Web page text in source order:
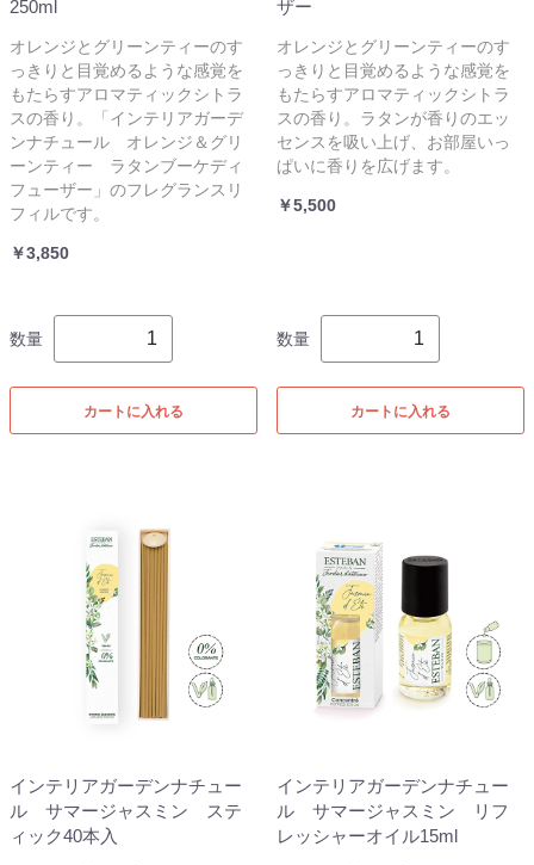
250ml
オレンジとグリーンティーのす
っきりと目覚めるような感覚を
もたらすアロマティックシトラ
スの香り。「インテリアガーデ
ンナチュール オレンジ＆グリ
ーンティー ラタンブーケディ
フューザー」のフレグランスリ
フィルです。
￥3,850
数量
カートに入れる
ザー
オレンジとグリーンティーのす
っきりと目覚めるような感覚を
もたらすアロマティックシトラ
スの香り。ラタンが香りのエッ
センスを吸い上げ、お部屋いっ
ぱいに香りを広げます。
￥5,500
数量
カートに入れる
インテリアガーデンナチュー
ル サマージャスミン ステ
ィック40本入
インテリアガーデンナチュー
ル サマージャスミン リフ
レッシャーオイル15ml